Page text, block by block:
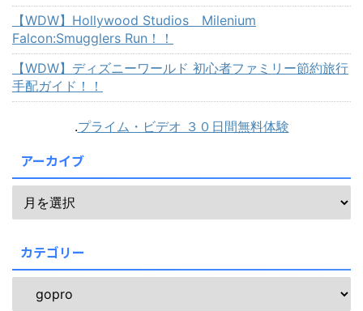
【WDW】Hollywood Studios Milenium
Falcon:Smugglers Run！！
【WDW】ディズニーワールド 初心者ファミリー節約旅行
手配ガイド！！
.プライム・ビデオ ３０日間無料体験
アーカイブ
カテゴリー